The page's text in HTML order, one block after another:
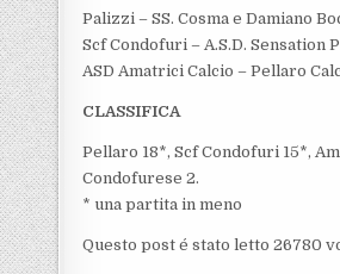
Palizzi – SS. Cosma e Damiano
Scf Condofuri – A.S.D. Sensation
ASD Amatrici Calcio – Pellaro
CLASSIFICA
Pellaro 18*, Scf Condofuri 15*,
Condofurese 2.
* una partita in meno
Questo post é stato letto 26780